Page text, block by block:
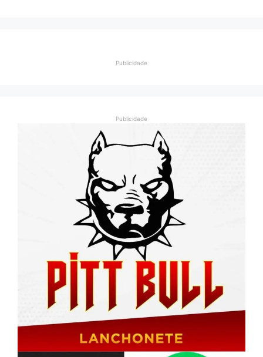
Publicidade
Publicidade